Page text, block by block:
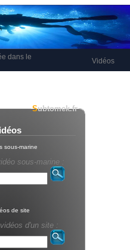
dans le
Vidéos
Subtomek.fr
sous-marine
sous-marine :
de site
d'un site :